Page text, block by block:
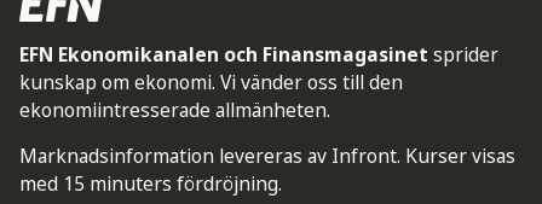
EFN Ekonomikanalen och Finansmagasinet sprider
kunskap om ekonomi. Vi vänder oss till den
ekonomiintresserade allmänheten.
Marknadsinformation levereras av Infront. Kurser visas
med 15 minuters fördröjning.